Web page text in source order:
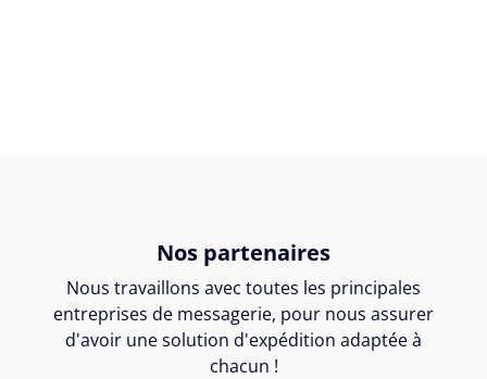
Nos partenaires
Nous travaillons avec toutes les principales
entreprises de messagerie, pour nous assurer
d'avoir une solution d'expédition adaptée à
chacun !